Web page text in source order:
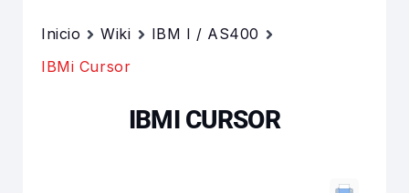
Inicio Wiki
IBM I / AS400
IBMi Cursor
IBMI CURSOR